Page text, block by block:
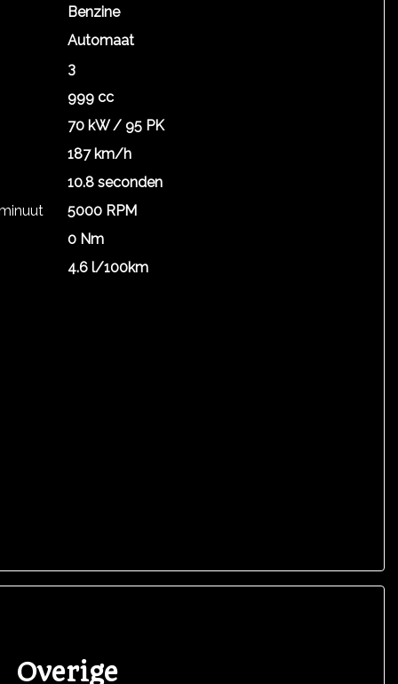
Benzine
Automaat
3
999 cc
70 kW / 95 PK
187 km/h
10.8 seconden
5000 RPM
0 Nm
4.6 l/100km
Overige